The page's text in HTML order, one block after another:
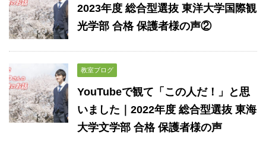
2023年度 総合型選抜 東洋大学国際観
光学部 合格 保護者様の声②
教室ブログ
YouTubeで観て「この人だ！」と思
いました｜2022年度 総合型選抜 東海
大学文学部 合格 保護者様の声